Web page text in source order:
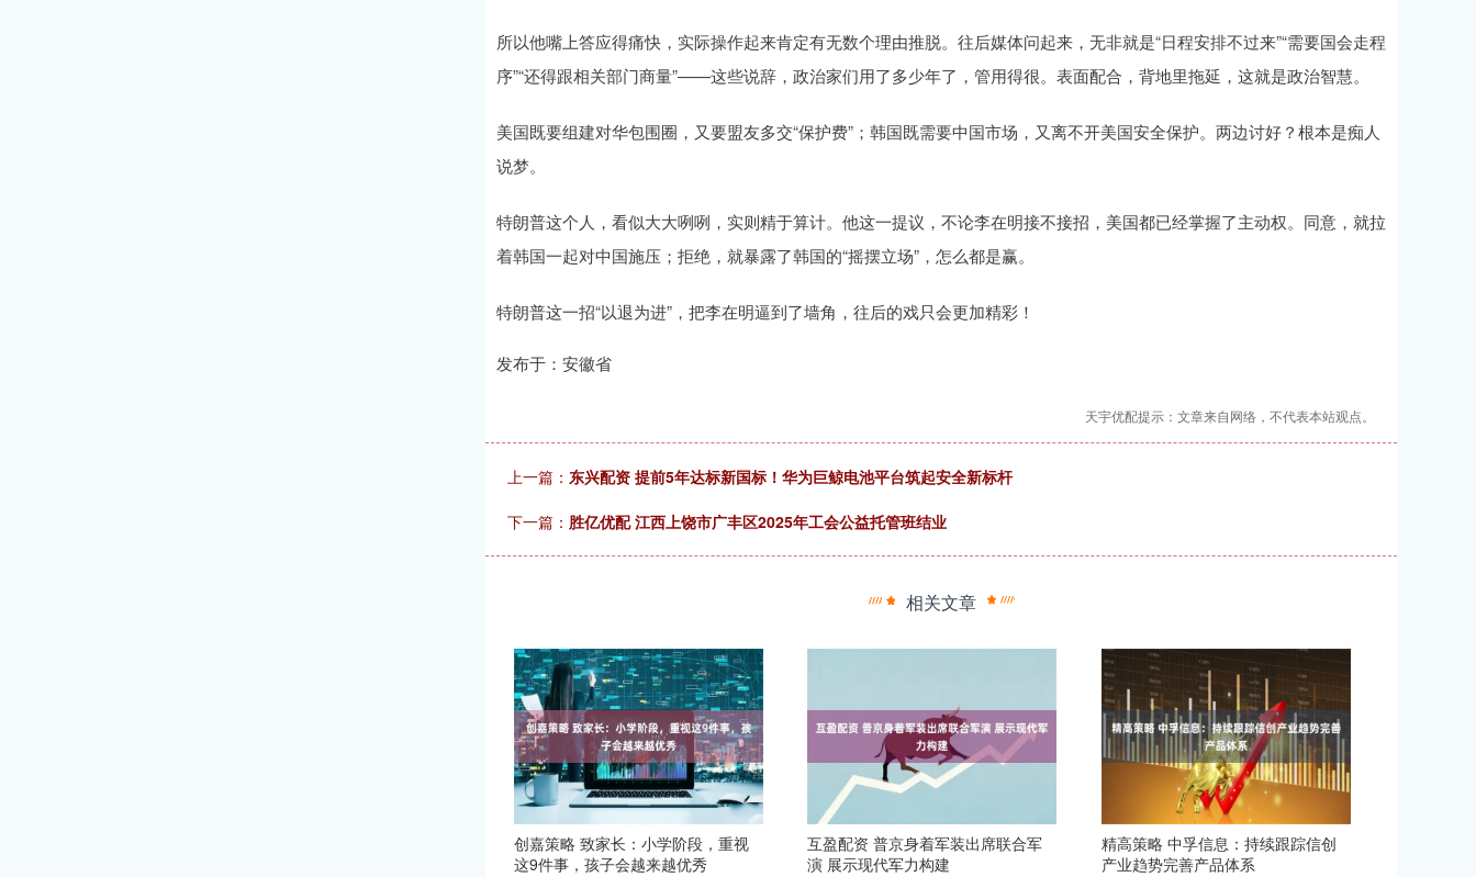
所以他嘴上答应得痛快，实际操作起来肯定有无数个理由推脱。往后媒体问起来，无非就是“日程安排不过来”“需要国会走程
序”“还得跟相关部门商量”——这些说辞，政治家们用了多少年了，管用得很。表面配合，背地里拖延，这就是政治智慧。
美国既要组建对华包围圈，又要盟友多交“保护费”；韩国既需要中国市场，又离不开美国安全保护。两边讨好？根本是痴人
说梦。
特朗普这个人，看似大大咧咧，实则精于算计。他这一提议，不论李在明接不接招，美国都已经掌握了主动权。同意，就拉
着韩国一起对中国施压；拒绝，就暴露了韩国的“摇摆立场”，怎么都是赢。
特朗普这一招“以退为进”，把李在明逼到了墙角，往后的戏只会更加精彩！
发布于：安徽省
天宇优配提示：文章来自网络，不代表本站观点。
上一篇： 东兴配资 提前5年达标新国标！华为巨鲸电池平台筑起安全新标杆
下一篇： 胜亿优配 江西上饶市广丰区2025年工会公益托管班结业
相关文章
创嘉策略 致家长：小学阶段，重视
这9件事，孩子会越来越优秀
互盈配资 普京身着军装出席联合军
演 展示现代军力构建
精高策略 中孚信息：持续跟踪信创
产业趋势完善产品体系